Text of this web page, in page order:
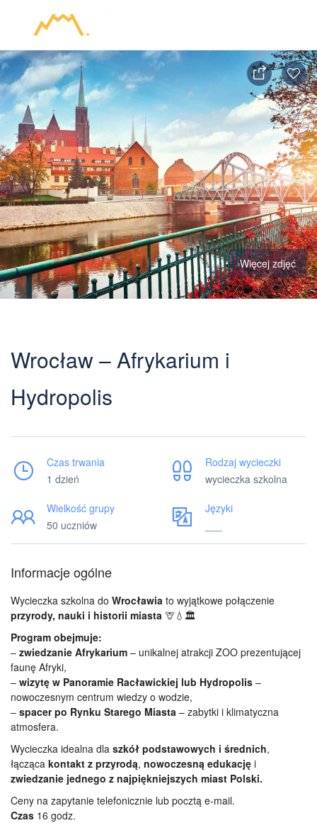
Więcej zdjęć
Wrocław – Afrykarium i
Hydropolis
Czas trwania
1 dzień
Rodzaj wycieczki
wycieczka szkolna
Wielkość grupy
50 uczniów
Języki
Informacje ogólne
Wycieczka szkolna do Wrocławia to wyjątkowe połączenie
przyrody, nauki i historii miasta 🦒💧🏛️
Program obejmuje:
– zwiedzanie Afrykarium – unikalnej atrakcji ZOO prezentującej
faunę Afryki,
– wizytę w Panoramie Racławickiej lub Hydropolis –
nowoczesnym centrum wiedzy o wodzie,
– spacer po Rynku Starego Miasta – zabytki i klimatyczna
atmosfera.
Wycieczka idealna dla szkół podstawowych i średnich,
łącząca kontakt z przyrodą, nowoczesną edukację i
zwiedzanie jednego z najpiękniejszych miast Polski.
Ceny na zapytanie telefonicznie lub pocztą e-mail.
Czas 16 godz.